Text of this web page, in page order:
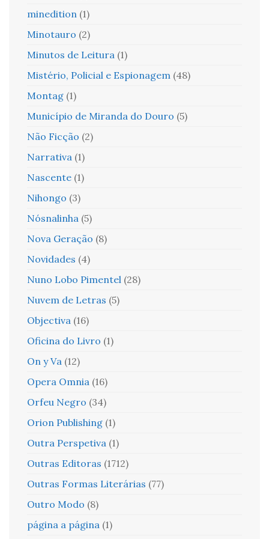
minedition (1)
Minotauro (2)
Minutos de Leitura (1)
Mistério, Policial e Espionagem (48)
Montag (1)
Município de Miranda do Douro (5)
Não Ficção (2)
Narrativa (1)
Nascente (1)
Nihongo (3)
Nósnalinha (5)
Nova Geração (8)
Novidades (4)
Nuno Lobo Pimentel (28)
Nuvem de Letras (5)
Objectiva (16)
Oficina do Livro (1)
On y Va (12)
Opera Omnia (16)
Orfeu Negro (34)
Orion Publishing (1)
Outra Perspetiva (1)
Outras Editoras (1712)
Outras Formas Literárias (77)
Outro Modo (8)
página a página (1)